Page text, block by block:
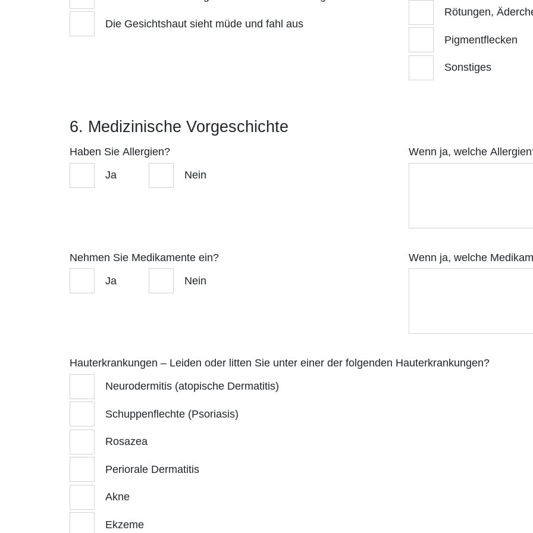
Die Gesichtshaut sieht müde und fahl aus
Rötungen,
Pigmentflecken
Sonstiges
6. Medizinische Vorgeschichte
Haben Sie Allergien?
Ja
Nein
Wenn ja, welche
Nehmen Sie Medikamente ein?
Ja
Nein
Wenn ja, welche
Hauterkrankungen – Leiden oder litten Sie unter einer der folgenden Hauterkrankungen?
Neurodermitis (atopische Dermatitis)
Schuppenflechte (Psoriasis)
Rosazea
Periorale Dermatitis
Akne
Ekzeme